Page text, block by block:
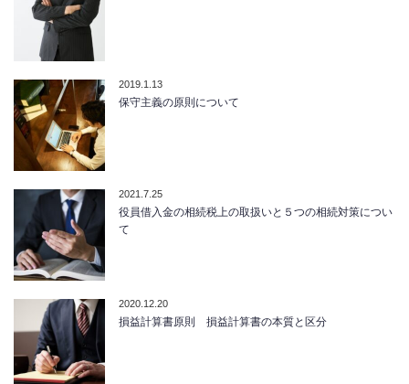
2019.1.13
保守主義の原則について
2021.7.25
役員借入金の相続税上の取扱いと５つの相続対策につい
て
2020.12.20
損益計算書原則 損益計算書の本質と区分